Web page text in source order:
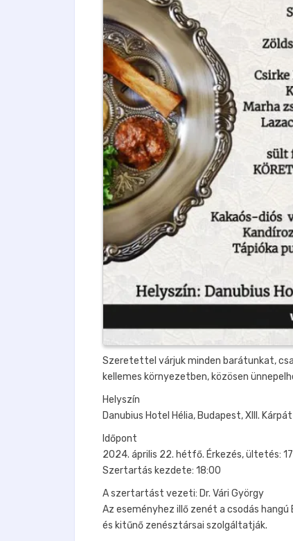
Szeretettel várjuk minden barátunkat,
kellemes környezetben, közösen
Helyszín
Danubius Hotel Hélia, Budapest, XIII.
Időpont
2024. április 22. hétfő. Érkezés, ültetés:
Szertartás kezdete: 18:00
A szertartást vezeti: Dr. Vári György
Az eseményhez illő zenét a csodás hangú
és kitűnő zenésztársai szolgáltatják.